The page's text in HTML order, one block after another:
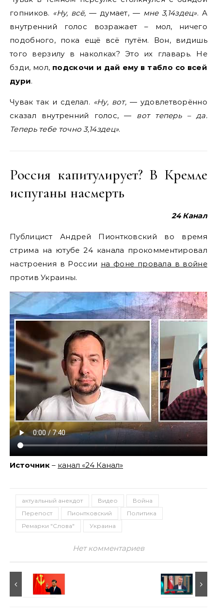
гопников. «Ну, всё, — думает, — мне 3,14здец». А
внутренний голос возражает – мол, ничего
подобного, пока ещё всё путём. Вон, видишь
того верзилу в наколках? Это их главарь. Не
бзди, мол, подскочи и дай ему в табло со всей
дури.
Чувак так и сделал. «Ну, вот,— удовлетворённо
сказал внутренний голос, — вот теперь – да.
Теперь тебе точно 3,14здец».
Россия капитулирует? В Кремле
испуганы насмерть
24 Канал
Публицист Андрей Пионтковский во время
стрима на ютубе 24 канала прокомментировал
настроения в России на фоне провала в войне
против Украины.
Источник – канал «24 Канал»
актуальный анекдот Видео
Война
Перепост
Пионтковский
Политика
Ремарки "Слова"
Украина
Нет комментариев